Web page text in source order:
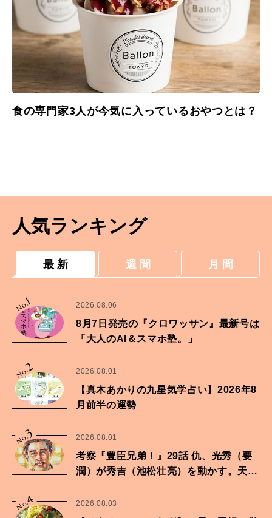
食の専門家3人が今気に入っているおやつとは？
人気ランキング
最 新 週 間 月 間
No.
1 2026.08.06
8月7日発売の『クロワッサン』最新号は
「大人のAI＆スマホ塾。」
No.2 2026.08.01
【真木あかりの九星気学占い】2026年8
月前半の運勢
No.
3 2026.08.01
考察『豊臣兄弟！』29話 仇、光秀（要
潤）が秀吉（池松壮亮）を動かす。天下
No.
4 2026.08.03